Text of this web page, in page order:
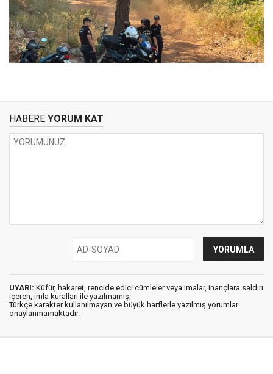
HABERE YORUM KAT
UYARI: Küfür, hakaret, rencide edici cümleler veya imalar, inançlara saldırı
içeren, imla kuralları ile yazılmamış,
Türkçe karakter kullanılmayan ve büyük harflerle yazılmış yorumlar
onaylanmamaktadır.